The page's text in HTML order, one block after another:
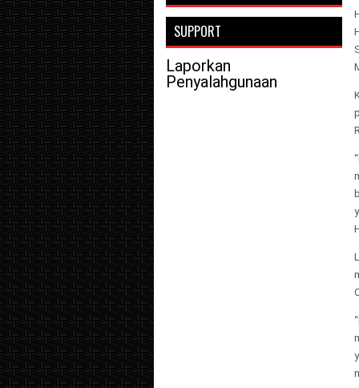
SUPPORT
Laporkan
Penyalahgunaan